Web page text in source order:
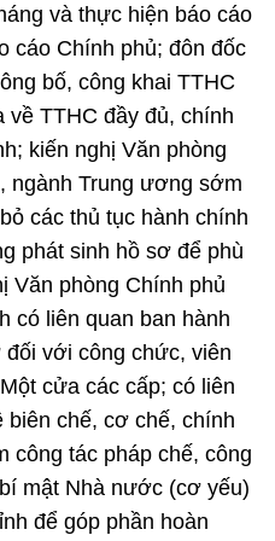
và thực hiện báo cáo
cáo Chính phủ; đôn đốc
bố, công khai TTHC
TTHC đầy đủ, chính
kiến nghị Văn phòng
ngành Trung ương sớm
các thủ tục hành chính
phát sinh hồ sơ để phù
Văn phòng Chính phủ
có liên quan ban hành
với công chức, viên
cửa các cấp; có liên
biên chế, cơ chế, chính
công tác pháp chế, công
mật Nhà nước (cơ yếu)
để góp phần hoàn